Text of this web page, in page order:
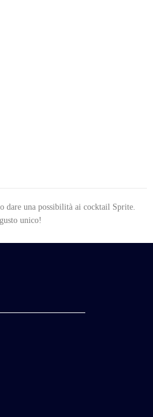
dare una possibilità ai cocktail Sprite.
unico!